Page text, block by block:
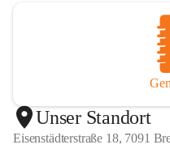
Unser Standort
Eisenstädterstraße 18, 7091